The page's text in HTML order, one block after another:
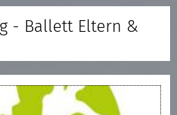
- Ballett Eltern &